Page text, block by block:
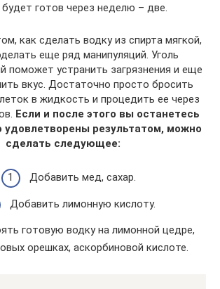
готов через неделю – две.
как сделать водку из спирта мягкой,
еще ряд манипуляций. Уголь
поможет устранить загрязнения и еще
вкус. Достаточно просто бросить
в жидкость и процедить ее через
Если и после этого вы останетесь
удовлетворены результатом, можно
сделать следующее:
Добавить мед, сахар.
Добавить лимонную кислоту.
готовую водку на лимонной цедре,
орешках, аскорбиновой кислоте.